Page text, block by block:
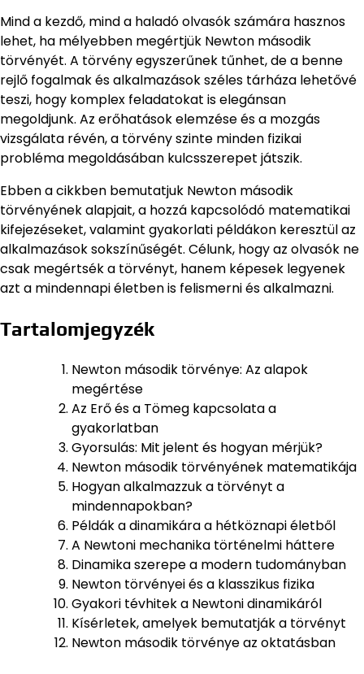
Mind a kezdő, mind a haladó olvasók számára hasznos
lehet, ha mélyebben megértjük Newton második
törvényét. A törvény egyszerűnek tűnhet, de a benne
rejlő fogalmak és alkalmazások széles tárháza lehetővé
teszi, hogy komplex feladatokat is elegánsan
megoldjunk. Az erőhatások elemzése és a mozgás
vizsgálata révén, a törvény szinte minden fizikai
probléma megoldásában kulcsszerepet játszik.
Ebben a cikkben bemutatjuk Newton második
törvényének alapjait, a hozzá kapcsolódó matematikai
kifejezéseket, valamint gyakorlati példákon keresztül az
alkalmazások sokszínűségét. Célunk, hogy az olvasók ne
csak megértsék a törvényt, hanem képesek legyenek
azt a mindennapi életben is felismerni és alkalmazni.
Tartalomjegyzék
Newton második törvénye: Az alapok
megértése
Az Erő és a Tömeg kapcsolata a
gyakorlatban
Gyorsulás: Mit jelent és hogyan mérjük?
Newton második törvényének matematikája
Hogyan alkalmazzuk a törvényt a
mindennapokban?
Példák a dinamikára a hétköznapi életből
A Newtoni mechanika történelmi háttere
Dinamika szerepe a modern tudományban
Newton törvényei és a klasszikus fizika
Gyakori tévhitek a Newtoni dinamikáról
Kísérletek, amelyek bemutatják a törvényt
Newton második törvénye az oktatásban